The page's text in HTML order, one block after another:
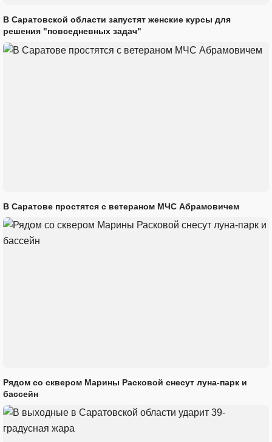
В Саратовской области запустят женские курсы для
решения "повседневных задач"
В Саратове простятся с ветераном МЧС Абрамовичем
Рядом со сквером Марины Расковой снесут луна-парк и
бассейн